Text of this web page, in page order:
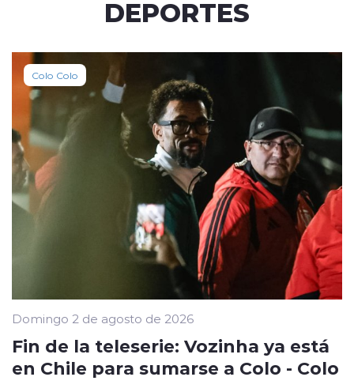
DEPORTES
Colo Colo
Domingo 2 de agosto de 2026
Fin de la teleserie: Vozinha ya está
en Chile para sumarse a Colo - Colo